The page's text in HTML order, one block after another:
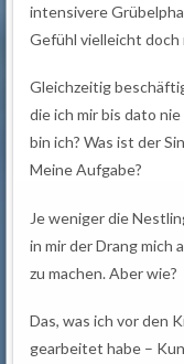
intensivere
Gefühl vielleicht
Gleichzeitig
die ich mir bis dato
bin ich? Was ist der
Meine Aufgabe?
Je weniger die
in mir der Drang mich
zu machen. Aber wie?
Das, was ich vor den
gearbeitet habe –